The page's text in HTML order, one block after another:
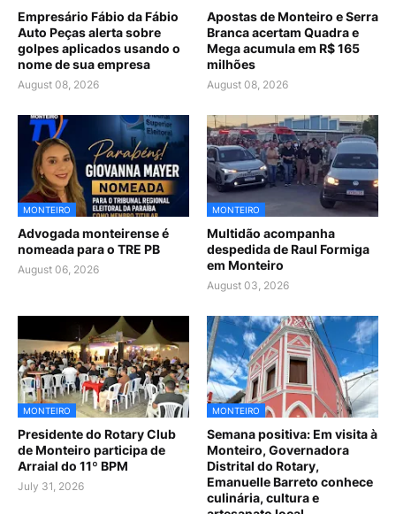
Empresário Fábio da Fábio
Auto Peças alerta sobre
golpes aplicados usando o
nome de sua empresa
August 08, 2026
Apostas de Monteiro e Serra
Branca acertam Quadra e
Mega acumula em R$ 165
milhões
August 08, 2026
MONTEIRO
Advogada monteirense é
nomeada para o TRE PB
August 06, 2026
MONTEIRO
Multidão acompanha
despedida de Raul Formiga
em Monteiro
August 03, 2026
MONTEIRO
Presidente do Rotary Club
de Monteiro participa de
Arraial do 11º BPM
July 31, 2026
MONTEIRO
Semana positiva: Em visita à
Monteiro, Governadora
Distrital do Rotary,
Emanuelle Barreto conhece
culinária, cultura e